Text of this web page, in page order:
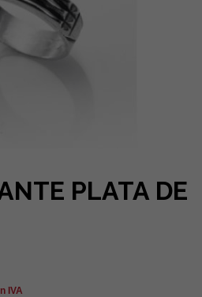
PLATA DE
IVA